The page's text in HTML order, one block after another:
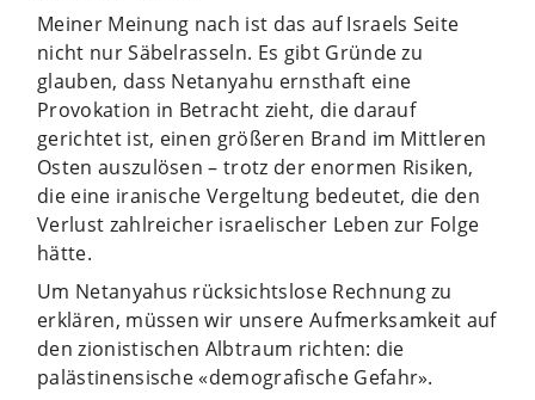
Meiner Meinung nach ist das auf Israels Seite
nicht nur Säbelrasseln. Es gibt Gründe zu
glauben, dass Netanyahu ernsthaft eine
Provokation in Betracht zieht, die darauf
gerichtet ist, einen größeren Brand im Mittleren
Osten auszulösen – trotz der enormen Risiken,
die eine iranische Vergeltung bedeutet, die den
Verlust zahlreicher israelischer Leben zur Folge
hätte.
Um Netanyahus rücksichtslose Rechnung zu
erklären, müssen wir unsere Aufmerksamkeit auf
den zionistischen Albtraum richten: die
palästinensische «demografische Gefahr».